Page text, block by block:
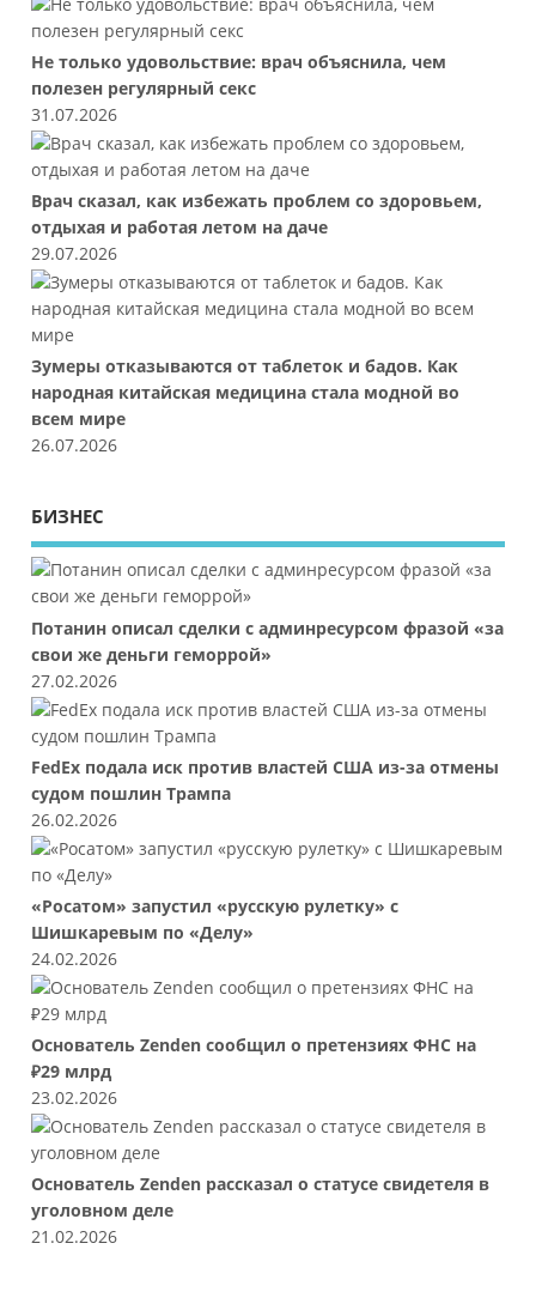
Не только удовольствие: врач объяснила, чем
полезен регулярный секс
31.07.2026
Врач сказал, как избежать проблем со здоровьем,
отдыхая и работая летом на даче
29.07.2026
Зумеры отказываются от таблеток и бадов. Как
народная китайская медицина стала модной во
всем мире
26.07.2026
БИЗНЕС
Потанин описал сделки с админресурсом фразой «за
свои же деньги геморрой»
27.02.2026
FedEx подала иск против властей США из-за отмены
судом пошлин Трампа
26.02.2026
«Росатом» запустил «русскую рулетку» с
Шишкаревым по «Делу»
24.02.2026
Основатель Zenden сообщил о претензиях ФНС на
₽29 млрд
23.02.2026
Основатель Zenden рассказал о статусе свидетеля в
уголовном деле
21.02.2026